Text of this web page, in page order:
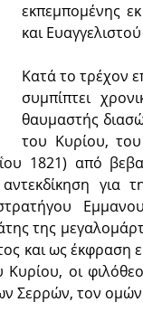
εκπεμπομένης
και
Κατά το τρέχον
συμπίπτει
θαυμαστής
του Κυρίου,
1821) από
για
της
και ως έκφραση
οι
Σερρών, τον